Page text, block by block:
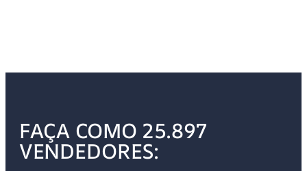
FAÇA COMO 25.897
VENDEDORES: